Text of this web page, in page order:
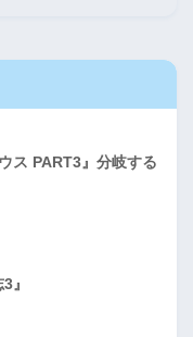
ス PART3』分岐する
』